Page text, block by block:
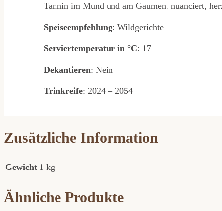
Tannin im Mund und am Gaumen, nuanciert,
Speiseempfehlung: Wildgerichte
Serviertemperatur in °C: 17
Dekantieren: Nein
Trinkreife: 2024 – 2054
Zusätzliche Information
Gewicht 1 kg
Ähnliche Produkte